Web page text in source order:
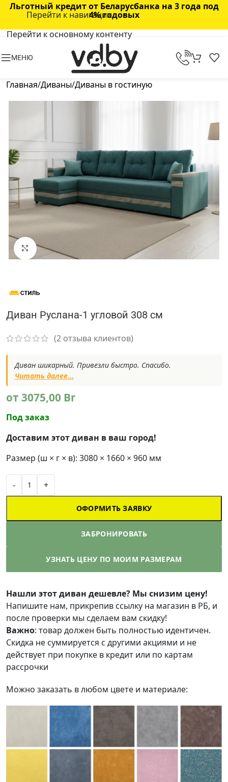
Перейти к навигации
Перейти к основному контенту
Льготный кредит от Беларусбанка на 3 года под
4% годовых
МЕНЮ
Главная/Диваны/Диваны в гостиную
Нажмите, чтобы увеличить
Диван Руслана-1 угловой 308 см
(2 отзыва клиентов)
Диван шикарный. Привезли быстро. Спасибо.
Читать далее...
от 3075,00 Br
Под заказ
Доставим этот диван в ваш город!
Размер (ш × г × в): 3080 × 1660 × 960 мм
- +
ЗАБРОНИРОВАТЬ
ОФОРМИТЬ ЗАЯВКУ
УЗНАТЬ ЦЕНУ ПО МОИМ РАЗМЕРАМ
Нашли этот диван дешевле? Мы снизим цену!
Напишите нам, прикрепив ссылку на магазин в РБ, и
после проверки мы сделаем вам скидку!
Важно: товар должен быть полностью идентичен.
Скидка не суммируется с другими акциями и не
действует при покупке в кредит или по картам
рассрочки
Можно заказать в любом цвете и материале: